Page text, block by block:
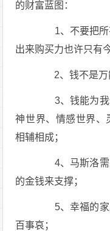
的财富蓝图：
1、不要把所
出来购买力也许只有
2、钱不是万
3、钱能为我
神世界、情感世界、
相辅相成；
4、马斯洛需
的金钱来支撑；
5、幸福的家
百事哀；